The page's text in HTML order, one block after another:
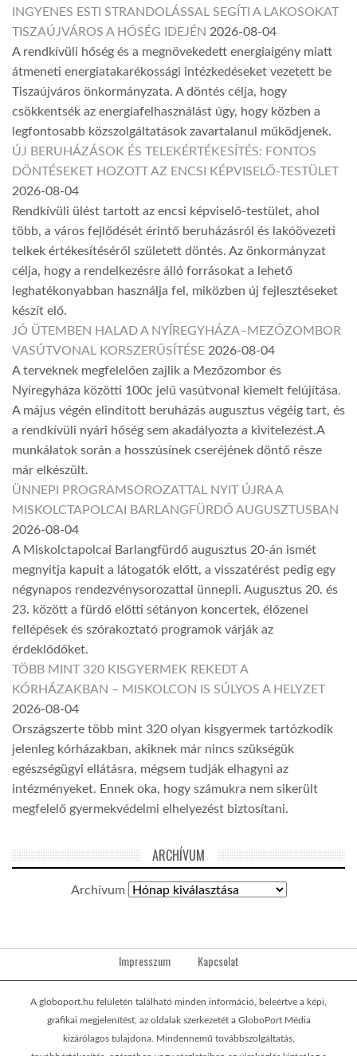
INGYENES ESTI STRANDOLÁSSAL SEGÍTI A LAKOSOKAT
TISZAÚJVÁROS A HŐSÉG IDEJÉN 2026-08-04
A rendkívüli hőség és a megnövekedett energiaigény miatt
átmeneti energiatakarékossági intézkedéseket vezetett be
Tiszaújváros önkormányzata. A döntés célja, hogy
csökkentsék az energiafelhasználást úgy, hogy közben a
legfontosabb közszolgáltatások zavartalanul működjenek.
ÚJ BERUHÁZÁSOK ÉS TELEKÉRTÉKESÍTÉS: FONTOS
DÖNTÉSEKET HOZOTT AZ ENCSI KÉPVISELŐ-TESTÜLET
2026-08-04
Rendkívüli ülést tartott az encsi képviselő-testület, ahol
több, a város fejlődését érintő beruházásról és lakóövezeti
telkek értékesítéséről született döntés. Az önkormányzat
célja, hogy a rendelkezésre álló forrásokat a lehető
leghatékonyabban használja fel, miközben új fejlesztéseket
készít elő.
JÓ ÜTEMBEN HALAD A NYÍREGYHÁZA–MEZŐZOMBOR
VASÚTVONAL KORSZERŰSÍTÉSE 2026-08-04
A terveknek megfelelően zajlik a Mezőzombor és
Nyíregyháza közötti 100c jelű vasútvonal kiemelt felújítása.
A május végén elindított beruházás augusztus végéig tart, és
a rendkívüli nyári hőség sem akadályozta a kivitelezést.A
munkálatok során a hosszúsínek cseréjének döntő része
már elkészült.
ÜNNEPI PROGRAMSOROZATTAL NYIT ÚJRA A
MISKOLCTAPOLCAI BARLANGFÜRDŐ AUGUSZTUSBAN
2026-08-04
A Miskolctapolcai Barlangfürdő augusztus 20-án ismét
megnyitja kapuit a látogatók előtt, a visszatérést pedig egy
négynapos rendezvénysorozattal ünnepli. Augusztus 20. és
23. között a fürdő előtti sétányon koncertek, élőzenei
fellépések és szórakoztató programok várják az
érdeklődőket.
TÖBB MINT 320 KISGYERMEK REKEDT A
KÓRHÁZAKBAN – MISKOLCON IS SÚLYOS A HELYZET
2026-08-04
Országszerte több mint 320 olyan kisgyermek tartózkodik
jelenleg kórházakban, akiknek már nincs szükségük
egészségügyi ellátásra, mégsem tudják elhagyni az
intézményeket. Ennek oka, hogy számukra nem sikerült
megfelelő gyermekvédelmi elhelyezést biztosítani.
ARCHÍVUM
Archívum
Impresszum Kapcsolat
A globoport.hu felületén található minden információ, beleértve a képi,
grafikai megjelenítést, az oldalak szerkezetét a GloboPort Média
kizárólagos tulajdona. Mindennemű továbbszolgáltatás,